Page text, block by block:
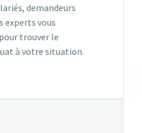
demandeurs
experts vous
trouver le
à votre situation.